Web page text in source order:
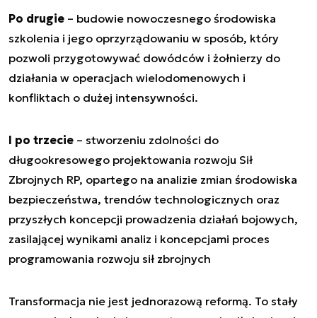
Po drugie – budowie nowoczesnego środowiska
szkolenia i jego oprzyrządowaniu w sposób, który
pozwoli przygotowywać dowódców i żołnierzy do
działania w operacjach wielodomenowych i
konfliktach o dużej intensywności.
I po trzecie – stworzeniu zdolności do
długookresowego projektowania rozwoju Sił
Zbrojnych RP, opartego na analizie zmian środowiska
bezpieczeństwa, trendów technologicznych oraz
przyszłych koncepcji prowadzenia działań bojowych,
zasilającej wynikami analiz i koncepcjami proces
programowania rozwoju sił zbrojnych
Transformacja nie jest jednorazową reformą. To stały